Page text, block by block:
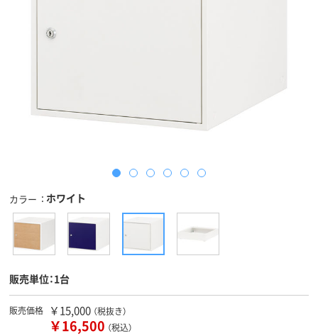
カラー ホワイト
販売単位：1台
販売価格 ￥15,000 （税抜き）
￥16,500 （税込）